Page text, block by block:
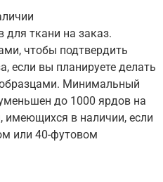
для ткани на заказ.
чтобы подтвердить
если вы планируете делать
Минимальный
до 1000 ярдов на
имеющихся в наличии, если
или 40-футовом